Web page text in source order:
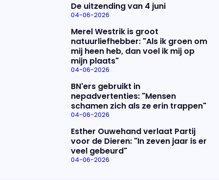
De uitzending van 4 juni
04-06-2026
Merel Westrik is groot
natuurliefhebber: "Als ik groen om
mij heen heb, dan voel ik mij op
mijn plaats"
04-06-2026
BN'ers gebruikt in
nepadvertenties: "Mensen
schamen zich als ze erin trappen"
04-06-2026
Esther Ouwehand verlaat Partij
voor de Dieren: "In zeven jaar is er
veel gebeurd"
04-06-2026